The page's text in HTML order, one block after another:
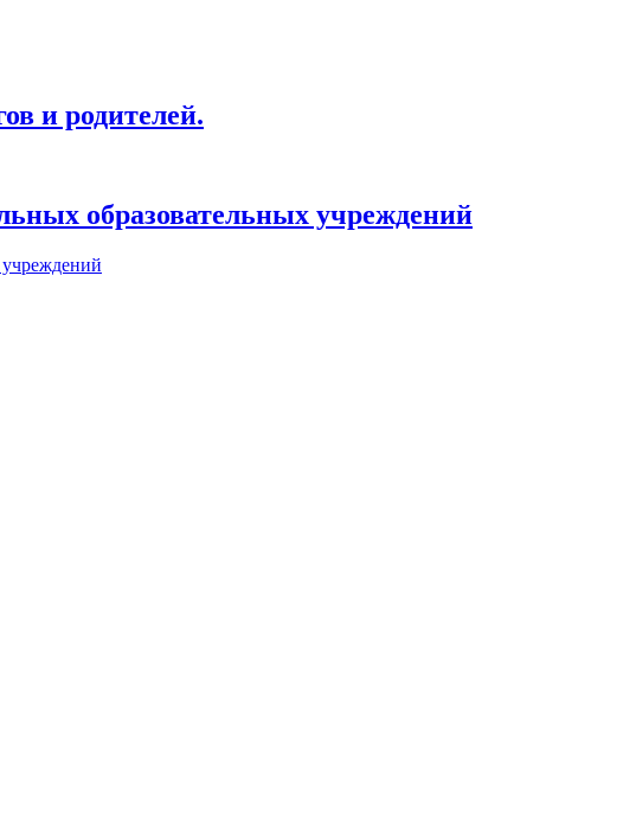
и родителей.
образовательных учреждений
учреждений